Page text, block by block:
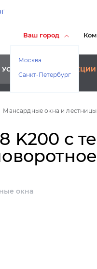
Ваш город
Москва
Санкт-Петербург
УСЛУГИ АКЦИИ
Мансардные окна и лестницы
K200 с
окна